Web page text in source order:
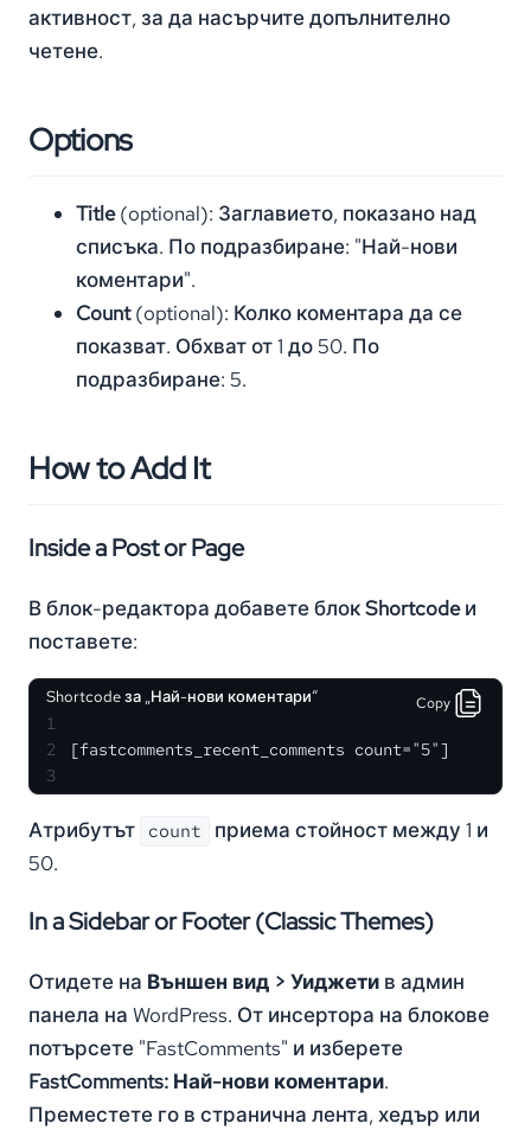
активност, за да насърчите допълнително
четене.
Options
Title(optional): Заглавието, показано над
списъка. По подразбиране: "Най-нови
коментари".
Count(optional): Колко коментара да се
показват. Обхват от 1 до 50. По
подразбиране: 5.
How to Add It
Inside a Post or Page
В блок-редактора добавете блокShortcodeи
поставете:
Shortcode за „Най-нови коментари“ Copy
1
2
[fastcomments_recent_comments count="5"]
3
Атрибутът count
приема стойност между 1 и
50.
In a Sidebar or Footer (Classic Themes)
Отидете на Външен вид > Уиджети в админ
панела на WordPress. От инсертора на блокове
потърсете "FastComments" и изберете
FastComments: Най-нови коментари.
Преместете го в странична лента, хедър или